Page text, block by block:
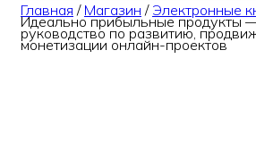
Главная / Магазин / Электронные
Идеально прибыльные продукты
руководство по развитию,
монетизации онлайн-проектов